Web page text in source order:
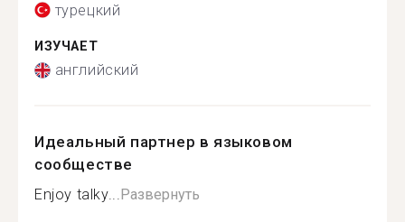
турецкий
ИЗУЧАЕТ
английский
Идеальный партнер в языковом
сообществе
Enjoy talky...Развернуть